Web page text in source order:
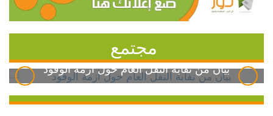
مجتمع
بيان من نقابة النقل العام حول أزمة الوقود